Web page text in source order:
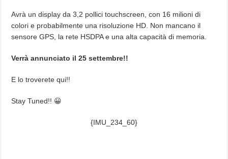
Avrà un display da 3,2 pollici touchscreen, con 16 milioni di
colori e probabilmente una risoluzione HD. Non mancano il
sensore GPS, la rete HSDPA e una alta capacità di memoria.
Verrà annunciato il 25 settembre!!
E lo troverete qui!!
Stay Tuned!! 😀
{IMU_234_60}